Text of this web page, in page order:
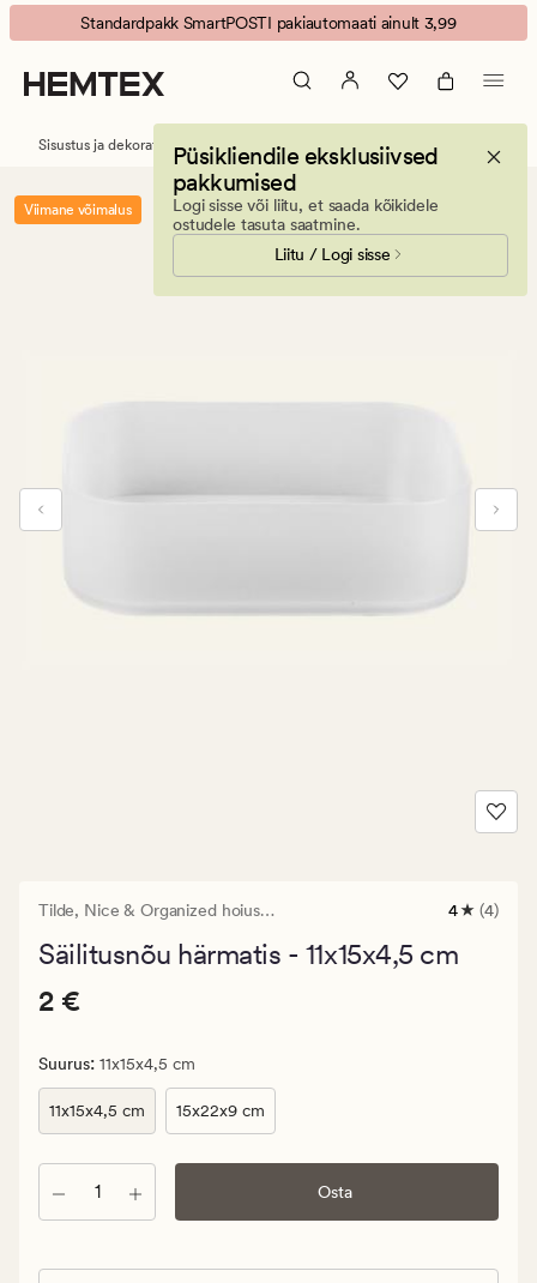
Tilde
säilitusnõu
härmatis
Animated
banner.
Press
ESCAPE
Standardpakk SmartPOSTI pakiautomaati ainult 3,99
Püsikliendile eksklusiivsed
pakkumised
Logi sisse või liitu, et saada kõikidele
ostudele tasuta saatmine.
Liitu / Logi sisse
Sisustus ja dekoratiivesemed Hoiustamine
Viimane võimalus
Tilde, Nice & Organized hoiustamistooted
4
keskmise
4 (4)
Säilitusnõu härmatis - 11x15x4,5 cm
Pris_ee
pris_ee
2
€
Pris_ee
2 €
Suurus: 11x15x4,5 cm
11x15x4,5 cm 15x22x9 cm
Kogus Osta